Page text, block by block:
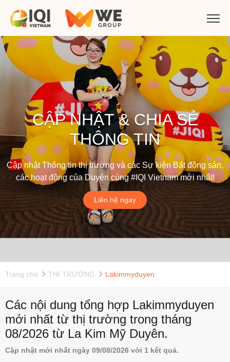
CẬP NHẬT & CHIA SẺ
THÔNG TIN
Cập nhật Thông tin thị trường và các Sự kiện Bất động sản,
các hoạt động của Duyên cùng #IQI Vietnam mới nhất!
Liên hệ ngay
Trang chủ THỊ TRƯỜNG Lakimmyduyen
Các nội dung tổng hợp Lakimmyduyen
mới nhất từ thị trường trong tháng
08/2026 từ La Kim Mỹ Duyên.
Cập nhật mới nhất ngày 09/08/2026 với 1 kết quả.